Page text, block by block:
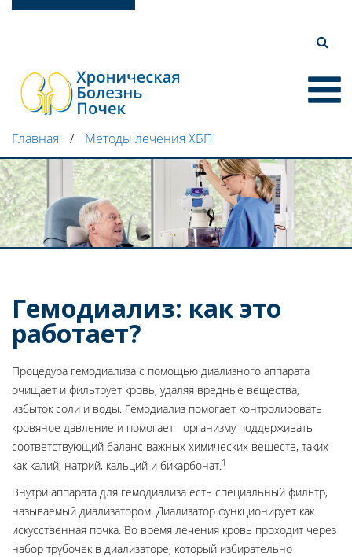
Перейти
содержанию
Main
Главная Методы лечения ХБП
Гемодиализ: как это
работает?
Процедура гемодиализа с помощью диализного аппарата
очищает и фильтрует кровь, удаляя вредные вещества,
избыток соли и воды. Гемодиализ помогает контролировать
кровяное давление и помогает организму поддерживать
соответствующий баланс важных химических веществ, таких
как калий, натрий, кальций и бикарбонат.1
Внутри аппарата для гемодиализа есть специальный фильтр,
называемый диализатором. Диализатор функционирует как
искусственная почка. Во время лечения кровь проходит через
набор трубочек в диализаторе, который избирательно